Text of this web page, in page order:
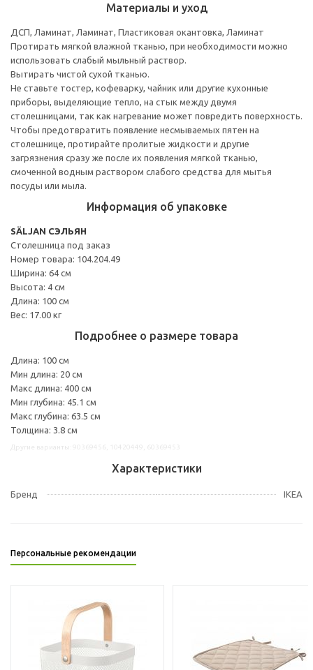
Материалы и уход
ДСП, Ламинат, Ламинат, Пластиковая окантовка, Ламинат
Протирать мягкой влажной тканью, при необходимости можно
использовать слабый мыльный раствор.
Вытирать чистой сухой тканью.
Не ставьте тостер, кофеварку, чайник или другие кухонные
приборы, выделяющие тепло, на стык между двумя
столешницами, так как нагревание может повредить поверхность.
Чтобы предотвратить появление несмываемых пятен на
столешнице, протирайте пролитые жидкости и другие
загрязнения сразу же после их появления мягкой тканью,
смоченной водным раствором слабого средства для мытья
посуды или мыла.
Информация об упаковке
SÄLJAN СЭЛЬЯН
Столешница под заказ
Номер товара: 104.204.49
Ширина: 64 см
Высота: 4 см
Длина: 100 см
Вес: 17.00 кг
Подробнее о размере товара
Длина: 100 см
Мин длина: 20 см
Макс длина: 400 см
Мин глубина: 45.1 см
Макс глубина: 63.5 см
Толщина: 3.8 см
Характеристики
Бренд IKEA
Персональные рекомендации